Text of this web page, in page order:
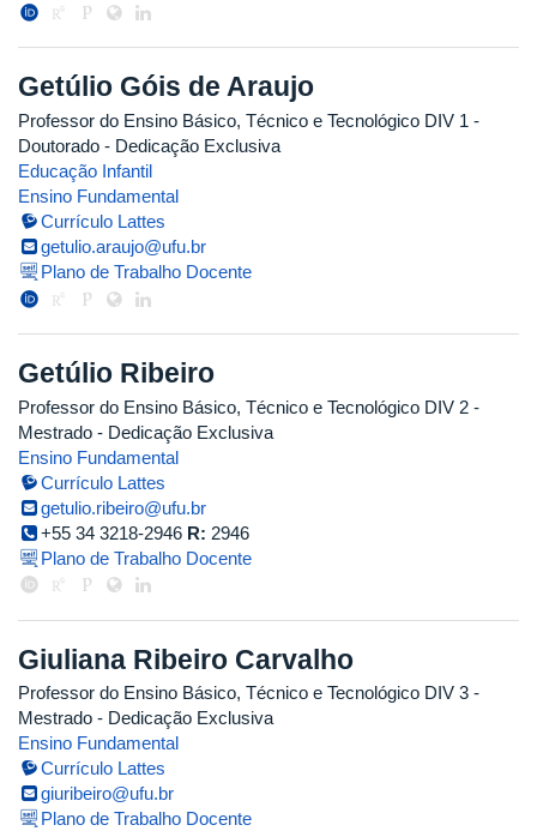
Getúlio Góis de Araujo
Professor do Ensino Básico, Técnico e Tecnológico DIV 1 -
Doutorado - Dedicação Exclusiva
Educação Infantil
Ensino Fundamental
Currículo Lattes
getulio.araujo@ufu.br
Plano de Trabalho Docente
Getúlio Ribeiro
Professor do Ensino Básico, Técnico e Tecnológico DIV 2 -
Mestrado - Dedicação Exclusiva
Ensino Fundamental
Currículo Lattes
getulio.ribeiro@ufu.br
+55 34 3218-2946 R: 2946
Plano de Trabalho Docente
Giuliana Ribeiro Carvalho
Professor do Ensino Básico, Técnico e Tecnológico DIV 3 -
Mestrado - Dedicação Exclusiva
Ensino Fundamental
Currículo Lattes
giuribeiro@ufu.br
Plano de Trabalho Docente